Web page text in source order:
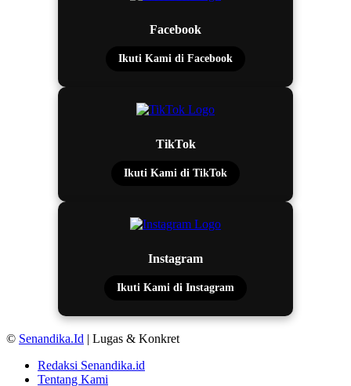
Facebook
Ikuti Kami di Facebook
TikTok
Ikuti Kami di TikTok
Instagram
Ikuti Kami di Instagram
© Senandika.Id | Lugas & Konkret
Redaksi Senandika.id
Tentang Kami